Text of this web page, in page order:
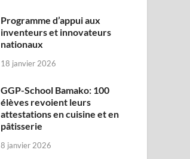
Programme d’appui aux
inventeurs et innovateurs
nationaux
18 janvier 2026
GGP-School Bamako: 100
élèves revoient leurs
attestations en cuisine et en
pâtisserie
8 janvier 2026